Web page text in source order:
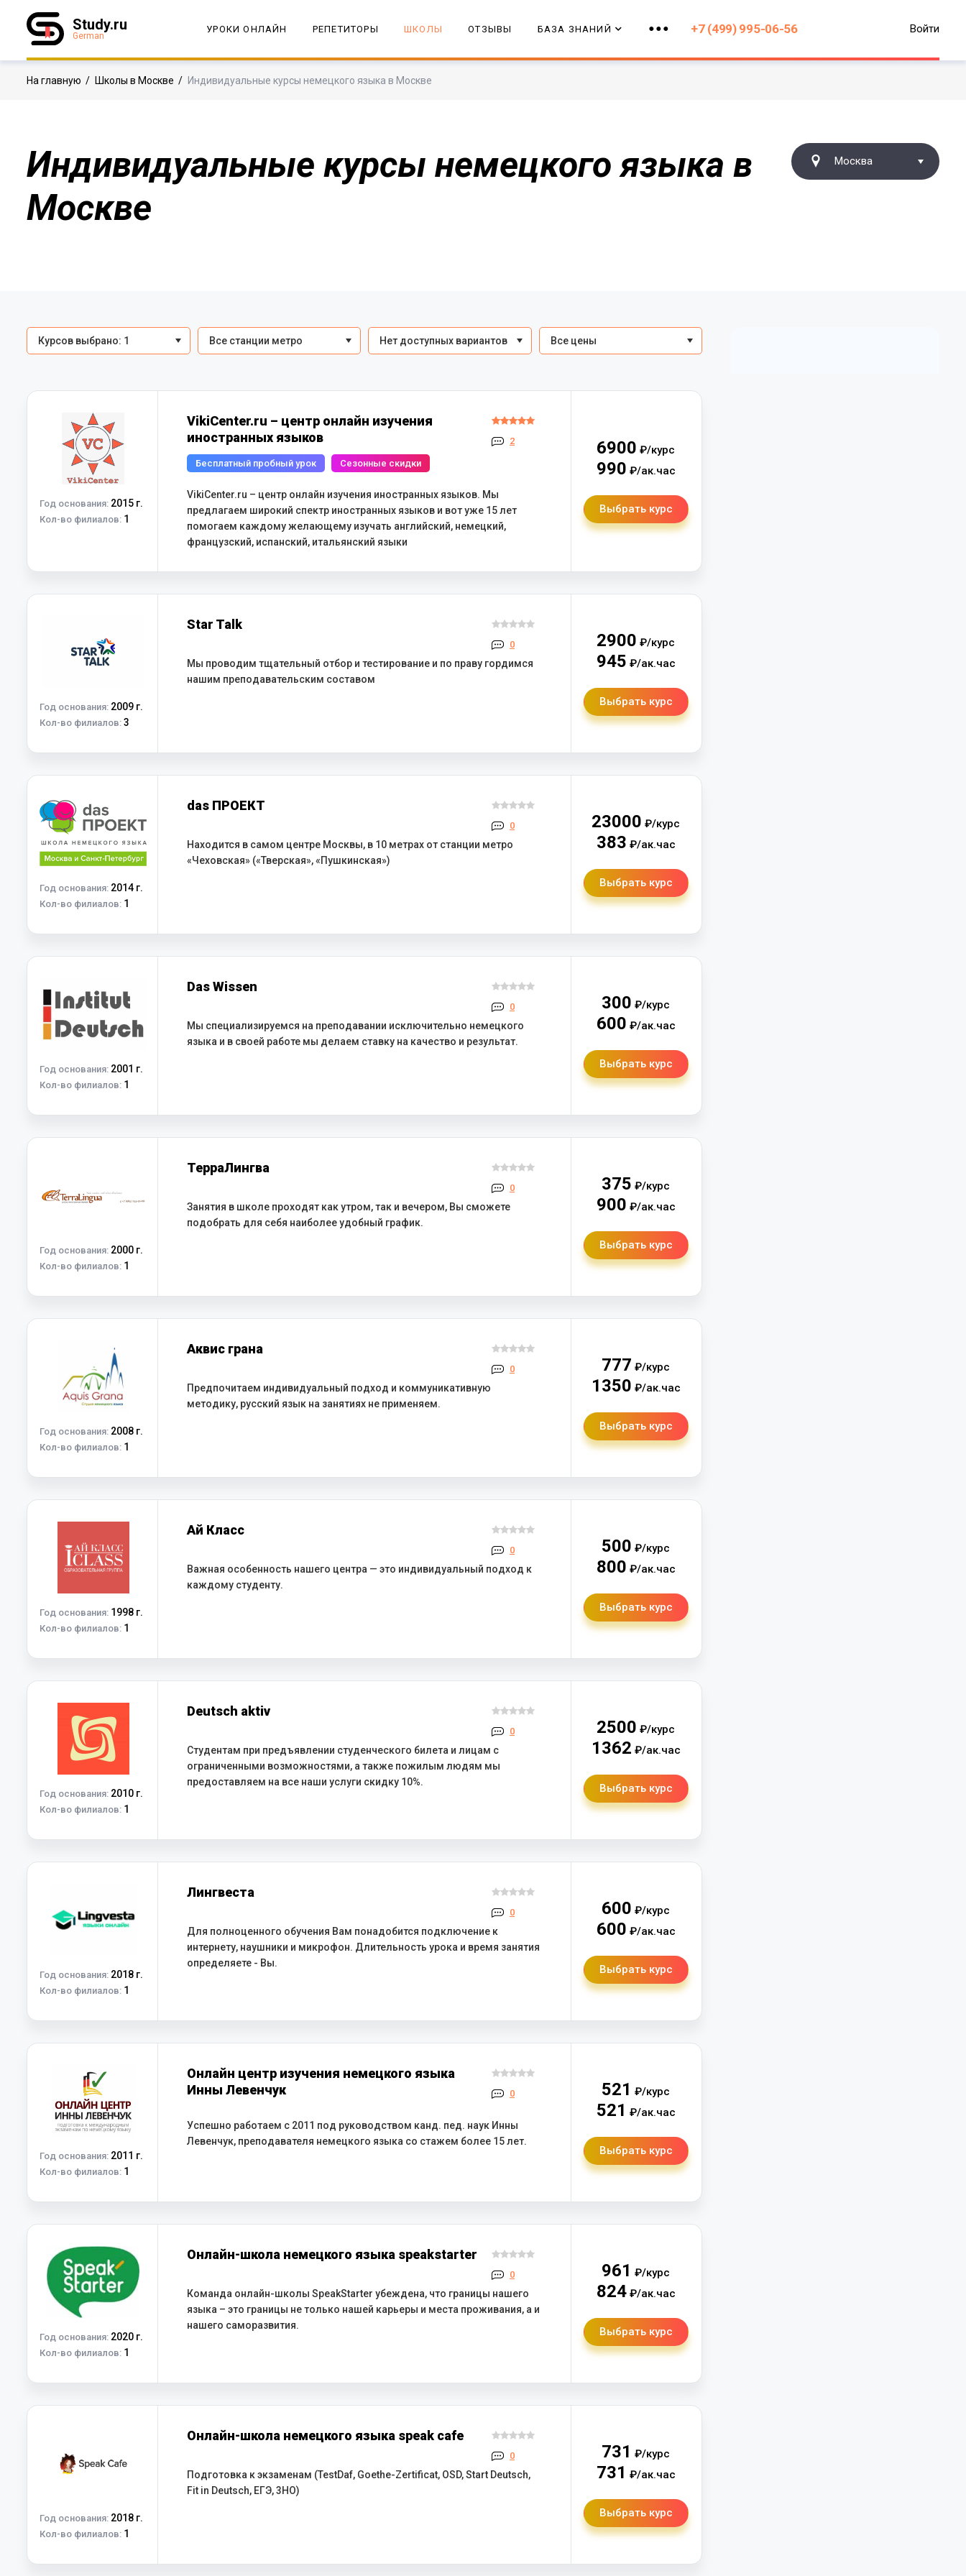
Study.ru
German
УРОКИ ОНЛАЙН РЕПЕТИТОРЫ ШКОЛЫ ОТЗЫВЫ БАЗА ЗНАНИЙ +7 (499) 995-06-56 Войти
На главную / Школы в Москве / Индивидуальные курсы немецкого языка в Москве
Индивидуальные курсы немецкого языка в
Москве
Москва
Курсов выбрано: 1 Все станции метро Нет доступных вариантов Все цены
Год основания: 2015 г.
Кол-во филиалов: 1
VikiCenter.ru – центр онлайн изучения
иностранных языков
2
Бесплатный пробный урок Сезонные скидки
VikiCenter.ru – центр онлайн изучения иностранных языков. Мы
предлагаем широкий спектр иностранных языков и вот уже 15 лет
помогаем каждому желающему изучать английский, немецкий,
французский, испанский, итальянский языки
6900 ₽/курс
990 ₽/ак.час
Выбрать курс
Год основания: 2009 г.
Кол-во филиалов: 3
Star Talk
0
Мы проводим тщательный отбор и тестирование и по праву гордимся
нашим преподавательским составом
2900 ₽/курс
945 ₽/ак.час
Выбрать курс
Год основания: 2014 г.
Кол-во филиалов: 1
das ПРОЕКТ
0
Находится в самом центре Москвы, в 10 метрах от станции метро
«Чеховская» («Тверская», «Пушкинская»)
23000 ₽/курс
383 ₽/ак.час
Выбрать курс
Год основания: 2001 г.
Кол-во филиалов: 1
Das Wissen
0
Мы специализируемся на преподавании исключительно немецкого
языка и в своей работе мы делаем ставку на качество и результат.
300 ₽/курс
600 ₽/ак.час
Выбрать курс
Год основания: 2000 г.
Кол-во филиалов: 1
ТерраЛингва
0
Занятия в школе проходят как утром, так и вечером, Вы сможете
подобрать для себя наиболее удобный график.
375 ₽/курс
900 ₽/ак.час
Выбрать курс
Год основания: 2008 г.
Кол-во филиалов: 1
Аквис грана
0
Предпочитаем индивидуальный подход и коммуникативную
методику, русский язык на занятиях не применяем.
777 ₽/курс
1350 ₽/ак.час
Выбрать курс
Год основания: 1998 г.
Кол-во филиалов: 1
Ай Класс
0
Важная особенность нашего центра — это индивидуальный подход к
каждому студенту.
500 ₽/курс
800 ₽/ак.час
Выбрать курс
Год основания: 2010 г.
Кол-во филиалов: 1
Deutsch aktiv
0
Студентам при предъявлении студенческого билета и лицам с
ограниченными возможностями, а также пожилым людям мы
предоставляем на все наши услуги скидку 10%.
2500 ₽/курс
1362 ₽/ак.час
Выбрать курс
Год основания: 2018 г.
Кол-во филиалов: 1
Лингвеста
0
Для полноценного обучения Вам понадобится подключение к
интернету, наушники и микрофон. Длительность урока и время занятия
определяете - Вы.
600 ₽/курс
600 ₽/ак.час
Выбрать курс
Год основания: 2011 г.
Кол-во филиалов: 1
Онлайн центр изучения немецкого языка
Инны Левенчук
0
Успешно работаем с 2011 под руководством канд. пед. наук Инны
Левенчук, преподавателя немецкого языка со стажем более 15 лет.
521 ₽/курс
521 ₽/ак.час
Выбрать курс
Год основания: 2020 г.
Кол-во филиалов: 1
Онлайн-школа немецкого языка speakstarter
0
Команда онлайн-школы SpeakStarter убеждена, что границы нашего
языка – это границы не только нашей карьеры и места проживания, а и
нашего саморазвития.
961 ₽/курс
824₽/ак.час
Выбрать курс
Год основания: 2018 г.
Кол-во филиалов: 1
Онлайн-школа немецкого языка speak cafe
0
Подготовка к экзаменам (TestDaf, Goethe-Zertificat, OSD, Start Deutsch,
Fit in Deutsch, ЕГЭ, 3HO)
731 ₽/курс
731 ₽/ак.час
Выбрать курс